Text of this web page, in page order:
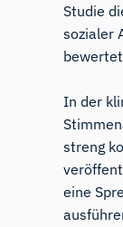
Studie
sozialer
In der
streng
eine